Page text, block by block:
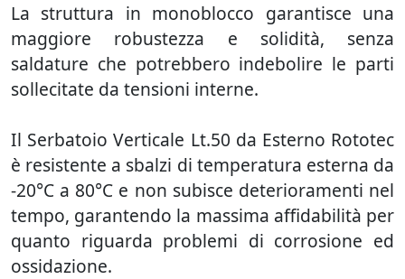
La struttura in monoblocco garantisce una
maggiore robustezza e solidità, senza
saldature che potrebbero indebolire le parti
sollecitate da tensioni interne.
Il Serbatoio Verticale Lt.50 da Esterno Rototec
è resistente a sbalzi di temperatura esterna da
-20°C a 80°C e non subisce deterioramenti nel
tempo, garantendo la massima affidabilità per
quanto riguarda problemi di corrosione ed
ossidazione.